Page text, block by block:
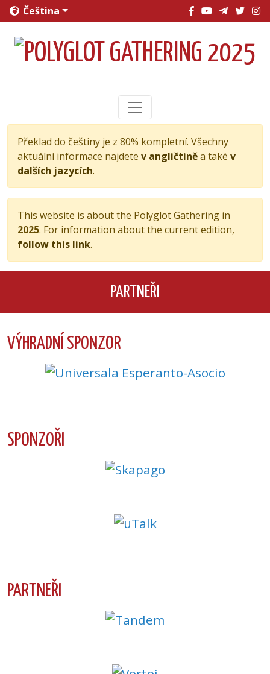
Čeština
Překlad do češtiny je z 80% kompletní. Všechny
aktuální informace najdete v angličtiněa také v
dalších jazycích.
This website is about the Polyglot Gathering in
2025. For information about the current edition,
follow this link.
PARTNEŘI
VÝHRADNÍ SPONZOR
SPONZOŘI
PARTNEŘI